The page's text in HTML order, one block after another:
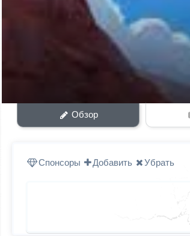
Обзор
Спонсоры Добавить Убрать